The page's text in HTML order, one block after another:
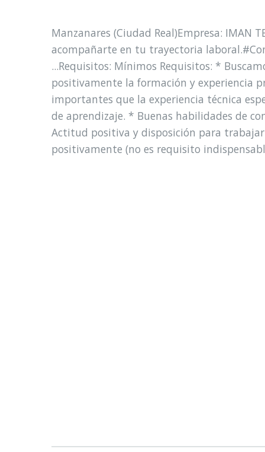
Manzanares (Ciudad Real)Empresa: IMAN
acompañarte en tu trayectoria
...Requisitos: Mínimos Requisitos: *
positivamente la formación y experiencia
importantes que la experiencia técnica
de aprendizaje. * Buenas habilidades de
Actitud positiva y disposición para
positivamente (no es requisito